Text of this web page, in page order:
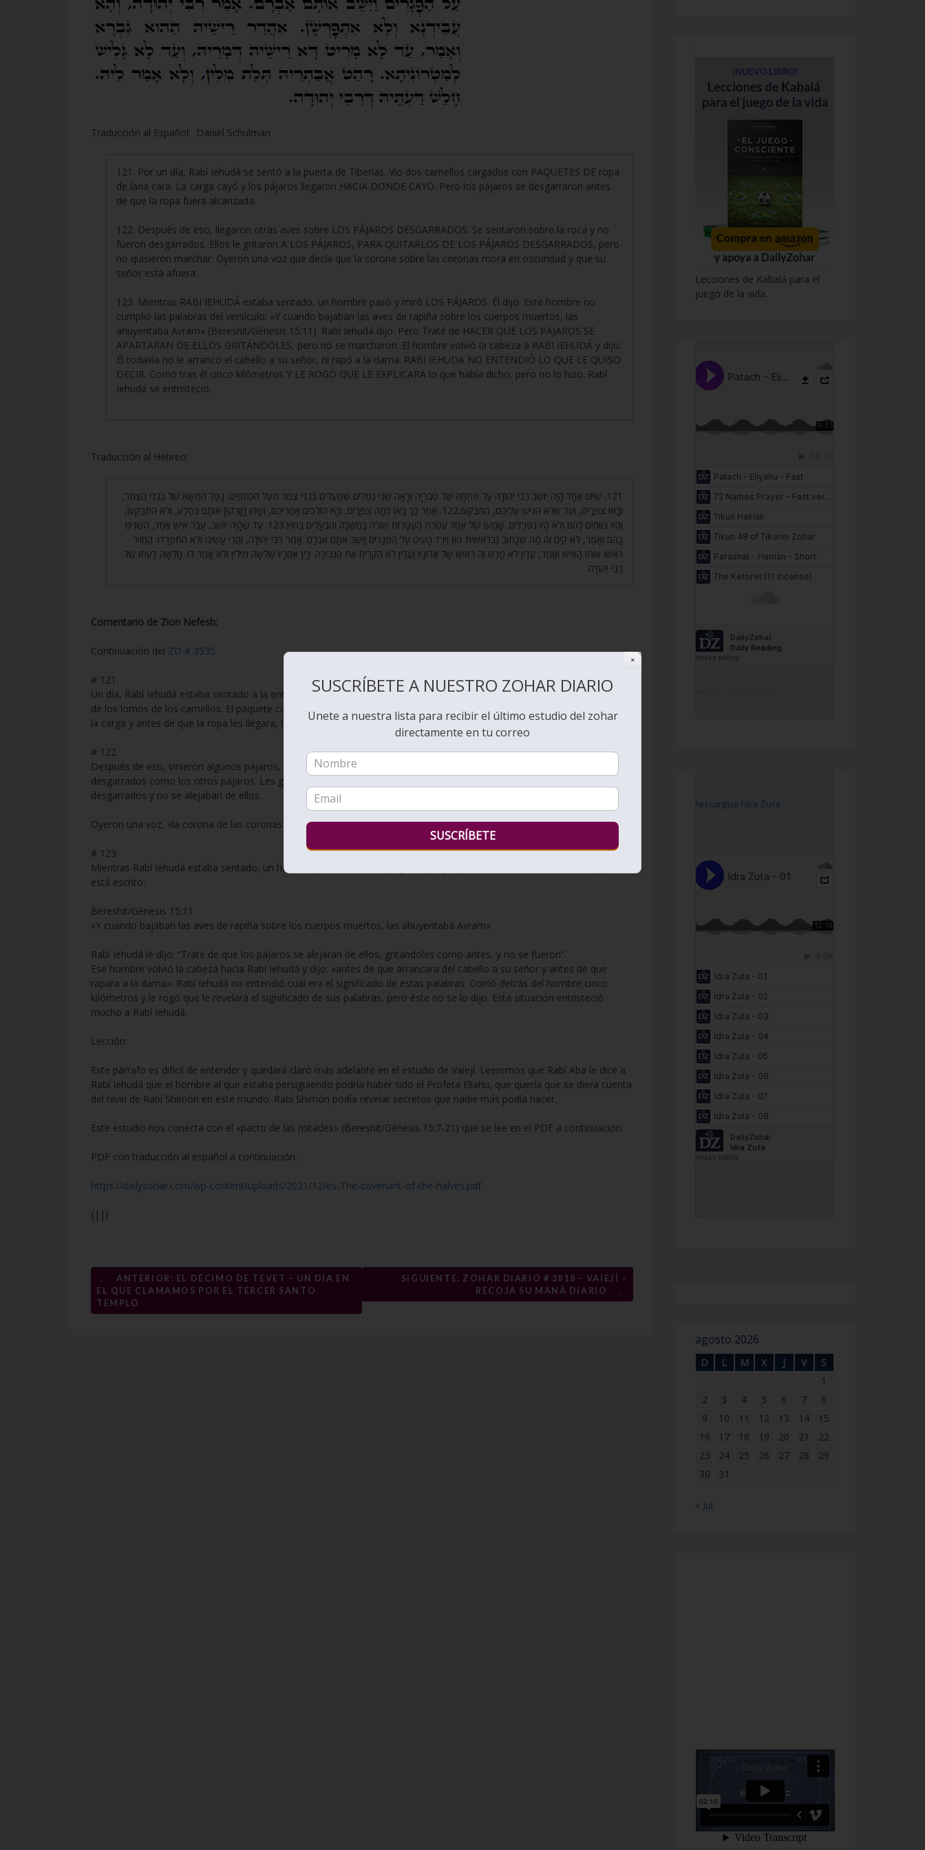
Traducción al Español: Daniel Schulman
121. Por un día, Rabí Iehudá se sentó a la puerta de Tiberias. Vio dos camellos cargados con PAQUETES DE ropa
de lana cara. La carga cayó y los pájaros llegaron HACIA DONDE CAYÖ. Pero los pájaros se desgarraron antes
de que la ropa fuera alcanzada.
122. Después de eso, llegaron otras aves sobre LOS PÁJAROS DESGARRADOS. Se sentaron sobre la roca y no
fueron desgarrados. Ellos le gritaron A LOS PÁJAROS, PARA QUITARLOS DE LOS PÁJAROS DESGARRADOS, pero
no quisieron marchar. Oyeron una voz que decía que la corona sobre las coronas mora en oscuridad y que su
señor está afuera.
123. Mientras RABI IEHUDÁ estaba sentado, un hombre pasó y miró LOS PÁJAROS. Él dijo: Este hombre no
cumplió las palabras del versículo: «Y cuando bajaban las aves de rapiña sobre los cuerpos muertos, las
ahuyentaba Avram» (Bereshit/Génesis 15:11). Rabí Iehudá dijo: Pero Traté de HACER QUE LOS PÁJAROS SE
APARTARAN DE ELLOS GRITÁNDOLES, pero no se marcharon. El hombre volvió la cabeza a RABI IEHUDÁ y dijo:
Él todavía no le arrancó el cabello a su señor, ni rapó a la dama. RABI IEHUDA NO ENTENDIÓ LO QUE LE QUISO
DECIR. Corrió tras él cinco kilómetros Y LE ROGÓ QUE LE EXPLICARA lo que había dicho, pero no lo hizo. Rabí
Iehudá se entristeció.
Traducción al Hebreo:
121. שֶׁיּוֹם אֶחָד הָיָה יוֹשֵׁב רַבִּי יְהוּדָה עַל פִּתְחָהּ שֶׁל טְבֶרְיָה וְרָאָה שְׁנֵי גְמַלִּים שֶׁמַּעֲלִים בִּגְדֵי צֶמֶר מֵעַל הַכְּתֵפַיִם. נָפַל הַמַּשָּׂא שֶׁל בִּגְדֵי הַצֶּמֶר,
וּבָאוּ צִפֳּרִים, וְעַד שֶׁלֹּא הִגִּיעוּ עֲלֵיהֶם, הִתְבַּקְּעוּ.122. אַחַר כָּךְ בָּאוּ כַּמָּה צִפֳּרִים, וְהָיוּ הוֹלְכִים אַחֲרֵיהֶם, וְשָׁהוּ [וְזָרְקוּ] אוֹתָם בְּסֶלַע, וְלֹא הִתְבַּקְּעוּ,
וְהָיוּ צוֹוְחִים לָהֶם וְלֹא הָיוּ נִפְרָדִים. שָׁמְעוּ קוֹל אֶחָד עֲטֶרֶת הָעֲטָרוֹת שׁוֹרֶה בַּחֲשֵׁכָה וְהַבְּעָלִים בַּחוּץ.123. עַד שֶׁהָיָה יוֹשֵׁב, עָבַר אִישׁ אֶחָד, הִשְׁגִּיחַ
בָּהֶם וְאָמַר, לֹא קִיֵּם זֶה מַה שֶּׁכָּתוּב (בראשית טו) וַיֵּרֶד הָעַיִט עַל הַפְּגָרִים וַיַּשֵּׁב אֹתָם אַבְרָם. אָמַר רַבִּי יְהוּדָה, וַהֲרֵי עָשִׂינוּ וְלֹא הִתְפָּרְדוּ. הֶחֱזִיר
רֹאשׁוֹ אוֹתוֹ הָאִישׁ וְאָמַר, עֲדַיִן לֹא מָרַט זֶה רֹאשׁוֹ שֶׁל אֲדוֹנָיו וַעֲדַיִן לֹא הִקְרִיחַ אֶת הַגְּבִירָה. רָץ אַחֲרָיו שְׁלֹשָׁה מִילִין וְלֹא אָמַר לוֹ. חָלְשָׁה דַעְתּוֹ שֶׁל
רַבִּי יְהוּדָה.
Comentario de Zion Nefesh:
Continuación del ZD # 3535
# 121
Un día, Rabí Iehudá estaba sentado a la entrada de Tiberíades y vio dos camellos. Cayó un paquete de ropa de lana cara
de los lomos de los camellos. El paquete con ropa de lana cayó y los pájaros llegaron al lugar donde debería haber caído
la carga y antes de que la ropa les llegara, los pájaros fueron desgarrados.
# 122
Después de eso, vinieron algunos pájaros, miraron a los pájaros desgarrados. Se posaron sobre una roca y no fueron
desgarrados como los otros pájaros. Les gritaban a los pájaros para mantenerlos alejados de los pájaros que
desgarrados y no se alejaban de ellos.
Oyeron una voz, «la corona de las coronas está en la oscuridad y el dueño está afuera».
# 123
Mientras Rabí Iehudá estaba sentado, un hombre pasó, miró a los pájaros, y dijo que no existe tal cosa como lo que
está escrito:
Bereshit/Génesis 15:11
«Y cuando bajaban las aves de rapiña sobre los cuerpos muertos, las ahuyentaba Avram»
Rabí Iehudá le dijo: “Traté de que los pájaros se alejaran de ellos, gritándoles como antes, y no se fueron”.
Ese hombre volvió la cabeza hacia Rabí Iehudá y dijo: «antes de que arrancara del cabello a su señor y antes de que
rapara a la dama». Rabí Iehudá no entendió cuál era el significado de estas palabras. Corrió detrás del hombre cinco
kilómetros y le rogó que le revelara el significado de sus palabras, pero éste no se lo dijo. Esta situación entristeció
mucho a Rabí Iehudá.
Lección:
Este párrafo es difícil de entender y quedará claro más adelante en el estudio de Vaiejí. Leeremos que Rabí Aba le dice a
Rabí Iehudá que el hombre al que estaba persiguiendo podría haber sido el Profeta Eliahu, que quería que se diera cuenta
del nivel de Rabí Shimón en este mundo. Rabí Shimón podía revelar secretos que nadie más podía hacer.
Este estudio nos conecta con el «pacto de las mitades» (Bereshit/Génesis 15:7-21) que se lee en el PDF a continuación.
PDF con traducción al español a continuación.
https://dailyzohar.com/wp-content/uploads/2021/12/es-The-covenant-of-the-halves.pdf
{||}
Navegación
de
←
ANTERIOR: EL DÉCIMO DE TEVET – UN DÍA EN
EL QUE CLAMAMOS POR EL TERCER SANTO
TEMPLO
SIGUIENTE: ZOHAR DIARIO # 3818 – VAIEJÍ –
RECOJA SU MANÁ DIARIO
→
Lecciones de Kabalá para el
juego de la vida.
[Descargue Idra Zuta
agosto 2026
D L M X J V
S
1
2
3 4 5 6 7
8
9
10 11 12 13 14
15
16
17 18 19 20 21
22
23
24 25 26 27 28
29
30
31
« Jul
✕
SUSCRÍBETE A NUESTRO ZOHAR DIARIO
Unete a nuestra lista para recibir el último estudio del zohar
directamente en tu correo